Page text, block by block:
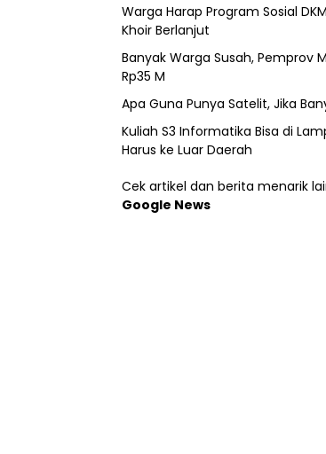
Warga Harap Program Sosial
Khoir Berlanjut
Banyak Warga Susah, Pemprov
Rp35 M
Apa Guna Punya Satelit, Jika
Kuliah S3 Informatika Bisa di
Harus ke Luar Daerah
Cek artikel dan berita menarik
Google News